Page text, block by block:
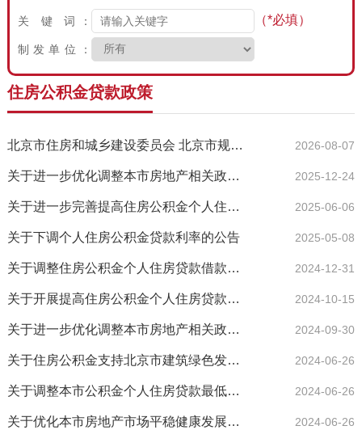
关 键 词： （*必填）
制发单位：
住房公积金贷款政策
北京市住房和城乡建设委员会 北京市规划和自然资源委员会 北京住房公积金管理中心关于进一步优化调整本市房地产政策的通... 2026-08-07
关于进一步优化调整本市房地产相关政策的通知 2025-12-24
关于进一步完善提高住房公积金个人住房贷款服务质效工作的通知 2025-06-06
关于下调个人住房公积金贷款利率的公告 2025-05-08
关于调整住房公积金个人住房贷款借款人年龄上限的通知 2024-12-31
关于开展提高住房公积金个人住房贷款服务质效试点工作的通知 2024-10-15
关于进一步优化调整本市房地产相关政策的通知 2024-09-30
关于住房公积金支持北京市建筑绿色发展的实施办法 2024-06-26
关于调整本市公积金个人住房贷款最低首付款比例政策的通知 2024-06-26
关于优化本市房地产市场平稳健康发展政策措施的通知 2024-06-26